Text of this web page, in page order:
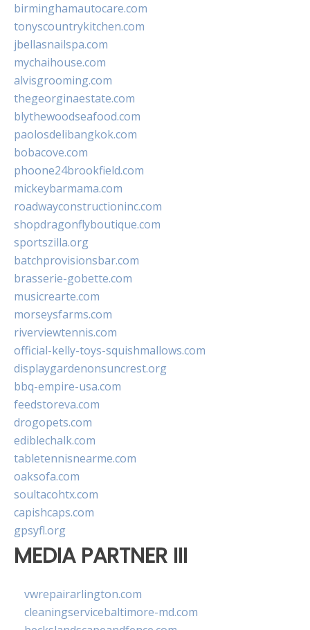
birminghamautocare.com
tonyscountrykitchen.com
jbellasnailspa.com
mychaihouse.com
alvisgrooming.com
thegeorginaestate.com
blythewoodseafood.com
paolosdelibangkok.com
bobacove.com
phoone24brookfield.com
mickeybarmama.com
roadwayconstructioninc.com
shopdragonflyboutique.com
sportszilla.org
batchprovisionsbar.com
brasserie-gobette.com
musicrearte.com
morseysfarms.com
riverviewtennis.com
official-kelly-toys-squishmallows.com
displaygardenonsuncrest.org
bbq-empire-usa.com
feedstoreva.com
drogopets.com
ediblechalk.com
tabletennisnearme.com
oaksofa.com
soultacohtx.com
capishcaps.com
gpsyfl.org
MEDIA PARTNER III
vwrepairarlington.com
cleaningservicebaltimore-md.com